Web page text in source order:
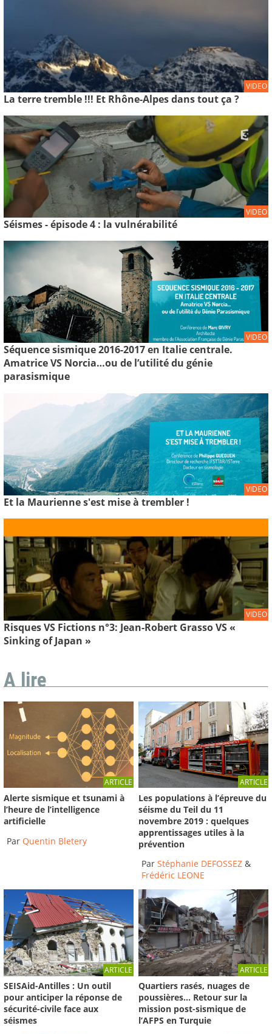
VIDEO
La terre tremble !!! Et Rhône-Alpes dans tout ça ?
VIDEO
Séismes - épisode 4 : la vulnérabilité
VIDEO
Séquence sismique 2016-2017 en Italie centrale.
Amatrice VS Norcia…ou de l’utilité du génie
parasismique
VIDEO
Et la Maurienne s'est mise à trembler !
VIDEO
Risques VS Fictions n°3: Jean-Robert Grasso VS «
Sinking of Japan »
A lire
ARTICLE
Alerte sismique et tsunami à
l’heure de l’intelligence
artificielle
Par Quentin Bletery
ARTICLE
Les populations à l’épreuve du
séisme du Teil du 11
novembre 2019 : quelques
apprentissages utiles à la
prévention
ParStéphanie DEFOSSEZ &
Frédéric LEONE
ARTICLE
SEISAid-Antilles : Un outil
pour anticiper la réponse de
sécurité-civile face aux
séismes
ARTICLE
Quartiers rasés, nuages de
poussières… Retour sur la
mission post-sismique de
l’AFPS en Turquie